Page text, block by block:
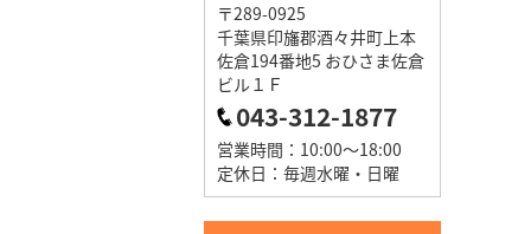
〒289-0925
千葉県印旛郡酒々井町上本
佐倉194番地5 おひさま佐倉
ビル１Ｆ
043-312-1877
営業時間：10:00～18:00
定休日：毎週水曜・日曜